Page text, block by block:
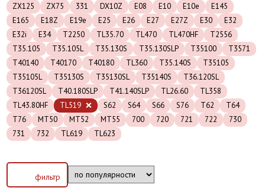
ZX125
ZX75 331 DX10Z E08 E10 E10e
E145
E165
E18Z E19e E25 E26 E27 E27Z E30
E32
E32i
E34 T2250 TL35.70 TL470 TL470HF
T2556
T35.105
T35.105L T35.130S T35.130SLP T35100
T3571
T40140
T40170 T40180 TL360 T35.140S
T35105
T35105L
T35130S T35130SL T35140S
T36.120SL
T36120SL
T40.180SLP T41.140SLP TL26.60
TL358
TL43.80HF
TL519 S62 S64 S66 S76 T62
T64
T76
MT50 MT52 MT55 700 720 721 722
730
731
732 TL619 TL623
фильтр